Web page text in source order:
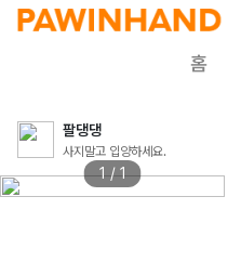
홈
팔댕댕
사지말고 입양하세요.
1 / 1